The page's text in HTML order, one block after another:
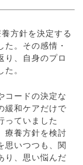
方針を決定する
た。その感情・
り、自身のプロ
。
コードの決定な
緩和ケアだけで
っていました
療養方針を検討
思いつつも、関
り、思い悩んだ